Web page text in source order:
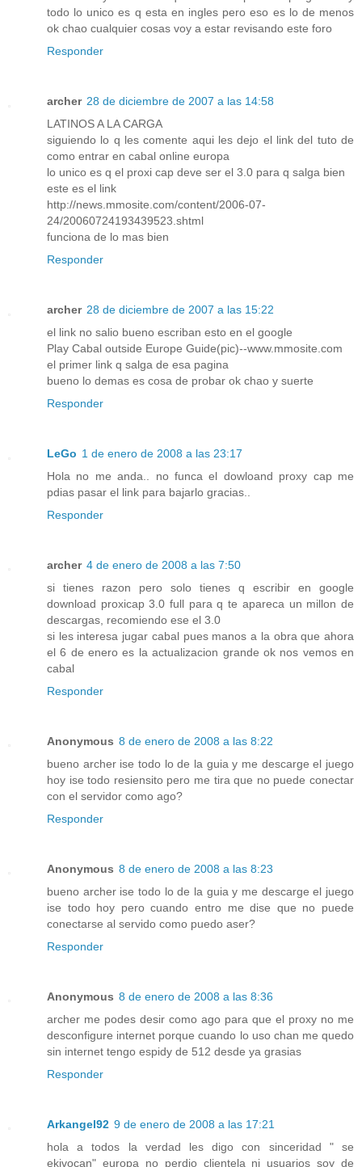
todo lo unico es q esta en ingles pero eso es lo de menos
ok chao cualquier cosas voy a estar revisando este foro
Responder
archer 28 de diciembre de 2007 a las 14:58
LATINOS A LA CARGA
siguiendo lo q les comente aqui les dejo el link del tuto de
como entrar en cabal online europa
lo unico es q el proxi cap deve ser el 3.0 para q salga bien
este es el link
http://news.mmosite.com/content/2006-07-
24/20060724193439523.shtml
funciona de lo mas bien
Responder
archer 28 de diciembre de 2007 a las 15:22
el link no salio bueno escriban esto en el google
Play Cabal outside Europe Guide(pic)--www.mmosite.com
el primer link q salga de esa pagina
bueno lo demas es cosa de probar ok chao y suerte
Responder
LeGo 1 de enero de 2008 a las 23:17
Hola no me anda.. no funca el dowloand proxy cap me
pdias pasar el link para bajarlo gracias..
Responder
archer 4 de enero de 2008 a las 7:50
si tienes razon pero solo tienes q escribir en google
download proxicap 3.0 full para q te apareca un millon de
descargas, recomiendo ese el 3.0
si les interesa jugar cabal pues manos a la obra que ahora
el 6 de enero es la actualizacion grande ok nos vemos en
cabal
Responder
Anonymous 8 de enero de 2008 a las 8:22
bueno archer ise todo lo de la guia y me descarge el juego
hoy ise todo resiensito pero me tira que no puede conectar
con el servidor como ago?
Responder
Anonymous 8 de enero de 2008 a las 8:23
bueno archer ise todo lo de la guia y me descarge el juego
ise todo hoy pero cuando entro me dise que no puede
conectarse al servido como puedo aser?
Responder
Anonymous 8 de enero de 2008 a las 8:36
archer me podes desir como ago para que el proxy no me
desconfigure internet porque cuando lo uso chan me quedo
sin internet tengo espidy de 512 desde ya grasias
Responder
Arkangel92 9 de enero de 2008 a las 17:21
hola a todos la verdad les digo con sinceridad " se
ekivocan" europa no perdio clientela ni usuarios soy de